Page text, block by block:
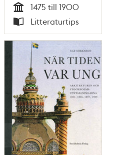
Tid
1475 till 1900
Typ
Litteraturtips